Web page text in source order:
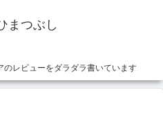
まつぶし
レビューをダラダラ書いています